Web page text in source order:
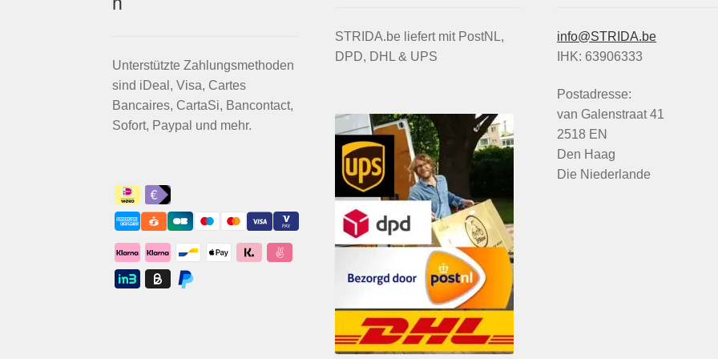
Unterstützte Zahlungsmethoden
sind iDeal, Visa, Cartes
Bancaires, CartaSi, Bancontact,
Sofort, Paypal und mehr.
STRIDA.be liefert mit PostNL,
DPD, DHL & UPS
info@STRIDA.be
IHK: 63906333
Postadresse:
van Galenstraat 41
2518 EN
Den Haag
Die Niederlande